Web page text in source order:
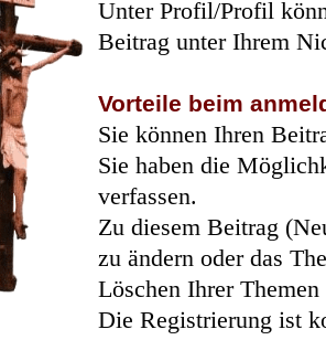
Unter Profil/Profil
Beitrag unter Ihrem
Vorteile beim
Sie können Ihren
Sie haben die
verfassen.
Zu diesem Beitrag
zu ändern oder das
Löschen Ihrer
Die Registrierung ist